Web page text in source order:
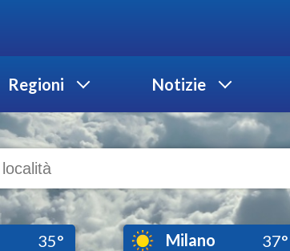
Regioni Notizie
35° Milano 37°